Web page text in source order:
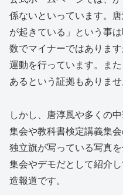
係ないといっています。
が起きている」という事
数でマイナーではありま
運動を行っています。ま
あるという証拠もありませ
しかし、唐淳風や多くの
集会や教科書検定講義集
独立旗が写っている写真
集会やデモだとして紹介
造報道です。